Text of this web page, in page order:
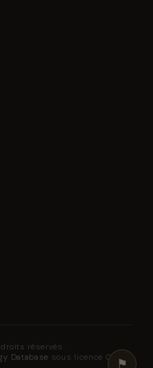
⚑
réservés.
Database sous licence CC BY